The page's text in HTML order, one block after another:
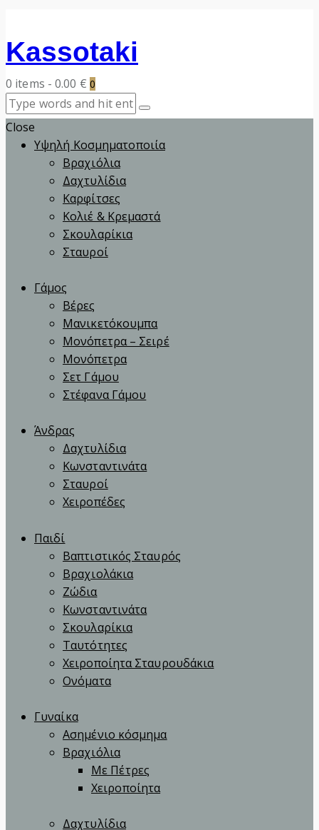
Kassotaki
0 items - 0.00 € 0
Close
Υψηλή Κοσμηματοποιία
Βραχιόλια
Δαχτυλίδια
Καρφίτσες
Κολιέ & Κρεμαστά
Σκουλαρίκια
Σταυροί
Γάμος
Βέρες
Μανικετόκουμπα
Μονόπετρα – Σειρέ
Μονόπετρα
Σετ Γάμου
Στέφανα Γάμου
Άνδρας
Δαχτυλίδια
Κωνσταντινάτα
Σταυροί
Χειροπέδες
Παιδί
Βαπτιστικός Σταυρός
Βραχιολάκια
Ζώδια
Κωνσταντινάτα
Σκουλαρίκια
Ταυτότητες
Χειροποίητα Σταυρουδάκια
Ονόματα
Γυναίκα
Ασημένιο κόσμημα
Βραχιόλια
Με Πέτρες
Χειροποίητα
Δαχτυλίδια